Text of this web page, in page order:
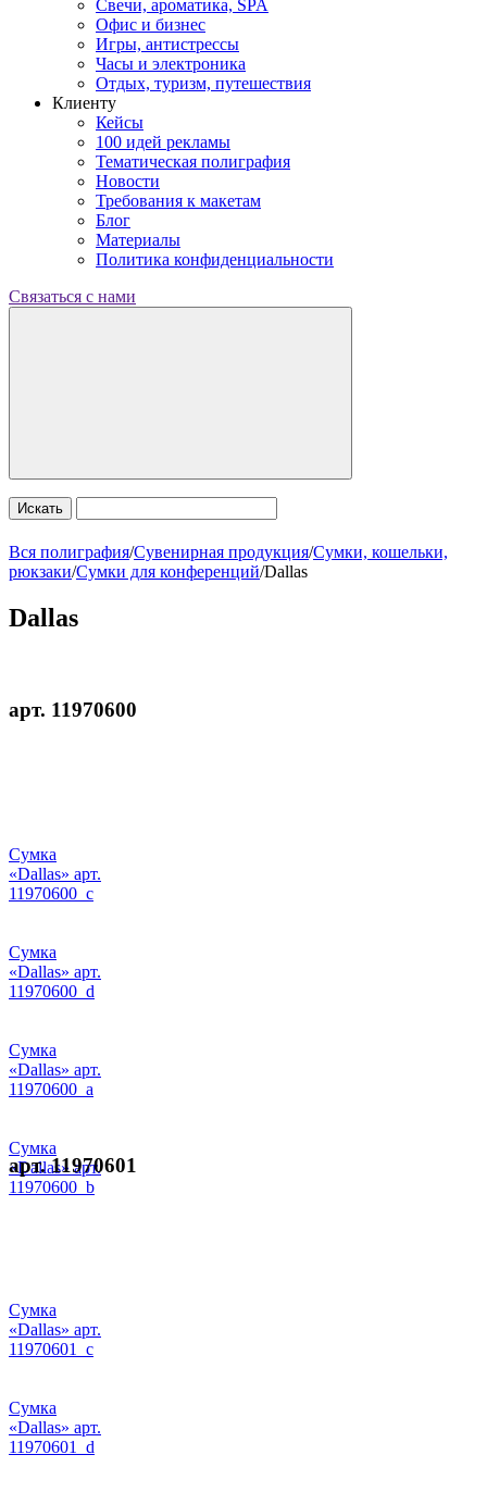
Свечи, ароматика, SPA
Офис и бизнес
Игры, антистрессы
Часы и электроника
Отдых, туризм, путешествия
Клиенту
Кейсы
100 идей рекламы
Тематическая полиграфия
Новости
Требования к макетам
Блог
Материалы
Политика конфиденциальности
Связаться с нами
Искать
Вся полиграфия/Сувенирная продукция/Сумки, кошельки,
рюкзаки/Сумки для конференций/Dallas
Dallas
арт. 11970600
Сумка
«Dallas» арт.
11970600_c
Сумка
«Dallas» арт.
11970600_d
Сумка
«Dallas» арт.
11970600_a
Сумка
«Dallas» арт.
11970600_b
арт. 11970601
Сумка
«Dallas» арт.
11970601_c
Сумка
«Dallas» арт.
11970601_d